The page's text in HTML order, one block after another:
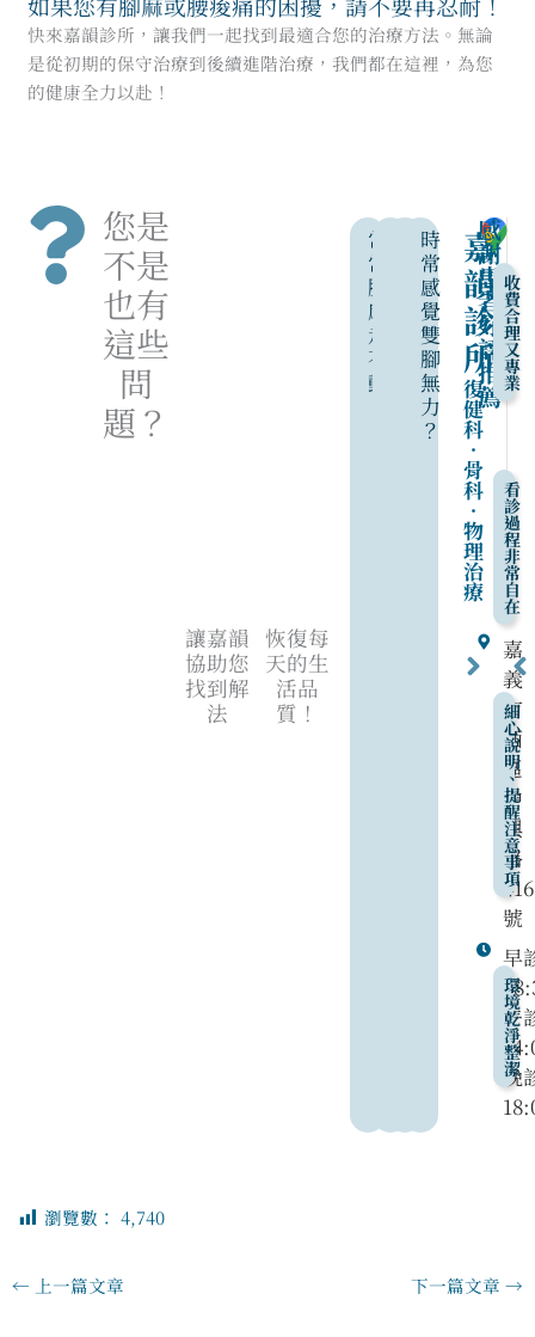
快來嘉韻診所，讓我們一起找到最適合您的治療方法。無論
是從初期的保守治療到後續進階治療，我們都在這裡，為您
的健康全力以赴！
您是
不是
也有
這些
問
題？
讓嘉韻
協助您
找到解
法
恢復每
天的生
活品
質！
常
常
腳
麻
走
不
動
久
站
腳
麻
？
時
常
感
覺
雙
腳
無
力
？
嘉
韻
診
所
復
健
科
‧
骨
科
‧
物
理
治
療
​
嘉
義
市
西
區
中
興
路
416
號
早
午
晚
感
謝
患
者
好
評
推
薦
收
費
合
理
又
專
業
看
診
過
程
非
常
自
在
細
心
說
明
、
提
醒
注
意
事
項
環
境
乾
淨
整
潔
瀏覽數： 4,740
← 上一篇文章 下一篇文章→